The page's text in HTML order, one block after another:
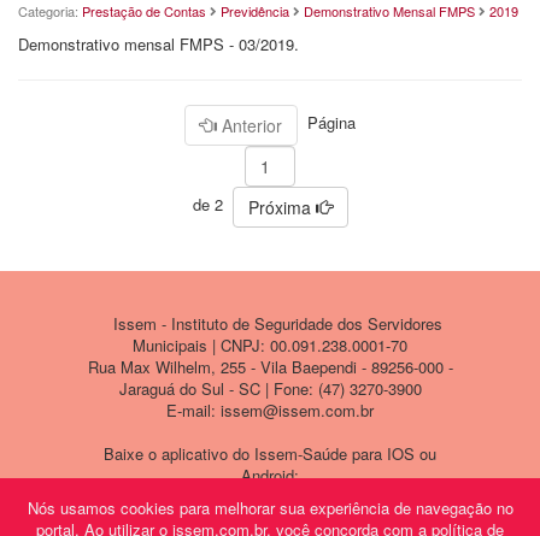
Nós usamos cookies para melhorar sua experiência de navegação no
portal. Ao utilizar o issem.com.br, você concorda com a política de
Categoria: Prestação de Contas Previdência Demonstrativo Mensal FMPS 2019
Demonstrativo mensal FMPS - 03/2019.
Anterior Página
de 2 Próxima
Issem - Instituto de Seguridade dos Servidores
Municipais | CNPJ: 00.091.238.0001-70
Rua Max Wilhelm, 255 - Vila Baependi - 89256-000 -
Jaraguá do Sul - SC | Fone: (47) 3270-3900
E-mail: issem@issem.com.br
Baixe o aplicativo do Issem-Saúde para IOS ou
Android: